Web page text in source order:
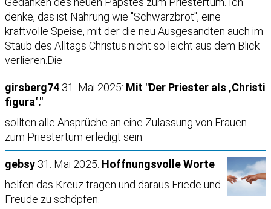
denke, das ist Nahrung wie "Schwarzbrot", eine
kraftvolle Speise, mit der die neu Ausgesandten auch im
Staub des Alltags Christus nicht so leicht aus dem Blick
verlieren.Die
girsberg74 31. Mai 2025: Mit "Der Priester als ‚Christi
figura‘."
sollten alle Ansprüche an eine Zulassung von Frauen
zum Priestertum erledigt sein.
gebsy 31. Mai 2025: Hoffnungsvolle Worte
helfen das Kreuz tragen und daraus Friede und
Freude zu schöpfen.